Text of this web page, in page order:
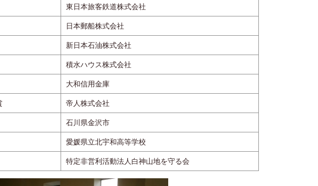
東日本旅客鉄道株式会社
日本郵船株式会社
新日本石油株式会社
積水ハウス株式会社
大和信用金庫
帝人株式会社
石川県金沢市
愛媛県立北宇和高等学校
特定非営利活動法人白神山地を守る会